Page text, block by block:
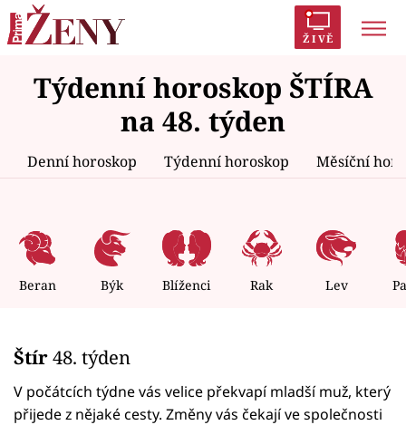
ŽIVĚ
Trendy: Polabí Inspekce Prostřeno!
AYTO?
Zrádci Proměny
Témata
Celebrity
Seriály
Horoskopy
Týdenní horoskop ŠTÍRA
na 48. týden
Denní horoskop Týdenní horoskop Měsíční
Beran Býk Blíženci Rak Lev
Štír48. týden
V počátcích týdne vás velice překvapí mladší muž, který
přijede z nějaké cesty. Změny vás čekají ve společnosti